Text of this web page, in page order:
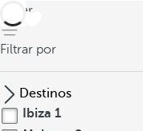
voltar
Filtrar por
Destinos
Ibiza 1